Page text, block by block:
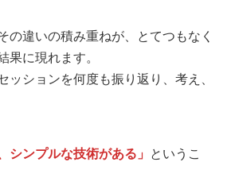
の違いの積み重ねが、とてつもなく
に現れます。
ッションを何度も振り返り、考え、
シンプルな技術がある」 というこ